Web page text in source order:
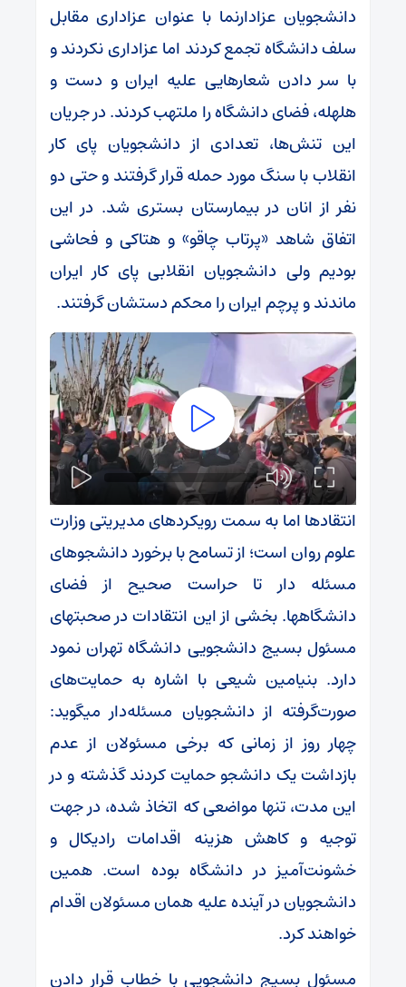
دانشجویان عزادارنما با عنوان عزاداری مقابل
سلف دانشگاه تجمع کردند اما عزاداری نکردند و
با سر دادن شعارهایی علیه ایران و دست و
هلهله، فضای دانشگاه را ملتهب کردند. در جریان
این تنش‌ها، تعدادی از دانشجویان پای کار
انقلاب با سنگ مورد حمله قرار گرفتند و حتی دو
نفر از انان در بیمارستان بستری شد. در این
اتفاق شاهد «پرتاب چاقو» و هتاکی و فحاشی
بودیم ولی دانشجویان انقلابی پای کار ایران
ماندند و پرچم ایران را محکم دستشان گرفتند.
انتقادها اما به سمت رویکردهای مدیریتی وزارت
علوم روان است؛ از تسامح با برخورد دانشجوهای
مسئله دار تا حراست صحیح از فضای
دانشگاهها. بخشی از این انتقادات در صحبتهای
مسئول بسیج دانشجویی دانشگاه تهران نمود
دارد. بنیامین شیعی با اشاره به حمایت‌های
صورت‌گرفته از دانشجویان مسئله‌دار میگوید:
چهار روز از زمانی که برخی مسئولان از عدم
بازداشت یک دانشجو حمایت کردند گذشته و در
این مدت، تنها مواضعی که اتخاذ شده، در جهت
توجیه و کاهش هزینه اقدامات رادیکال و
خشونت‌آمیز در دانشگاه بوده است. همین
دانشجویان در آینده علیه همان مسئولان اقدام
خواهند کرد.
مسئول بسیج دانشجویی با خطاب قرار دادن